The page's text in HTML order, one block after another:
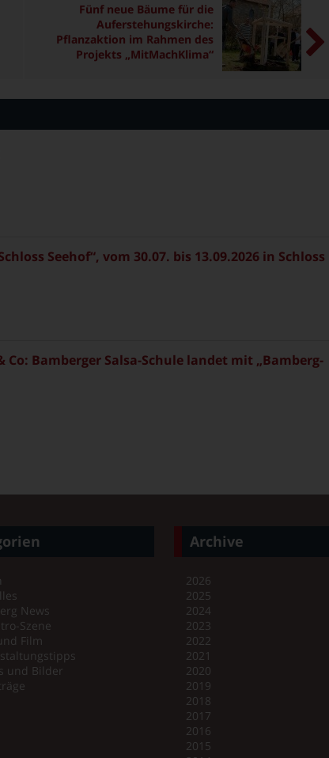
Fünf neue Bäume für die
Auferstehungskirche:
Pflanzaktion im Rahmen des
Projekts „MitMachKlima“
Seehof“, vom 30.07. bis 13.09.2026 in Schloss
Bamberger Salsa-Schule landet mit „Bamberg-
News
Szene
Film
und Bilder
Archive
2026
2025
2024
2023
2022
2021
2020
2019
2018
2017
2016
2015